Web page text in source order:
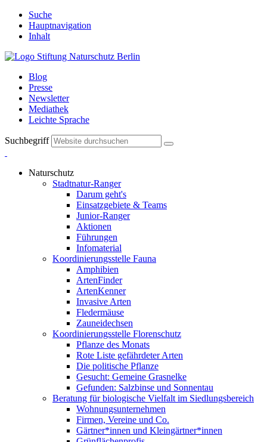
Suche
Hauptnavigation
Inhalt
Blog
Presse
Newsletter
Mediathek
Leichte Sprache
Suchbegriff
Naturschutz
Stadtnatur-Ranger
Darum geht's
Einsatzgebiete & Teams
Junior-Ranger
Aktionen
Führungen
Infomaterial
Koordinierungsstelle Fauna
Amphibien
ArtenFinder
ArtenKenner
Invasive Arten
Fledermäuse
Zauneidechsen
Koordinierungsstelle Florenschutz
Pflanze des Monats
Rote Liste gefährdeter Arten
Die politische Pflanze
Gesucht: Gemeine Grasnelke
Gefunden: Salzbinse und Sonnentau
Beratung für biologische Vielfalt im Siedlungsbereich
Wohnungsunternehmen
Firmen, Vereine und Co.
Gärtner*innen und Kleingärtner*innen